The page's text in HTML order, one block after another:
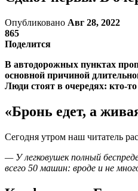
Опубликовано Авг 28, 2022
865
Поделится
В автодорожных пунктах
основной причиной
Люди стоят в очередях: кто-
«Бронь едет, а
Сегодня утром наш читатель
— У легковушек полный
всего 50 машин: вроде и не